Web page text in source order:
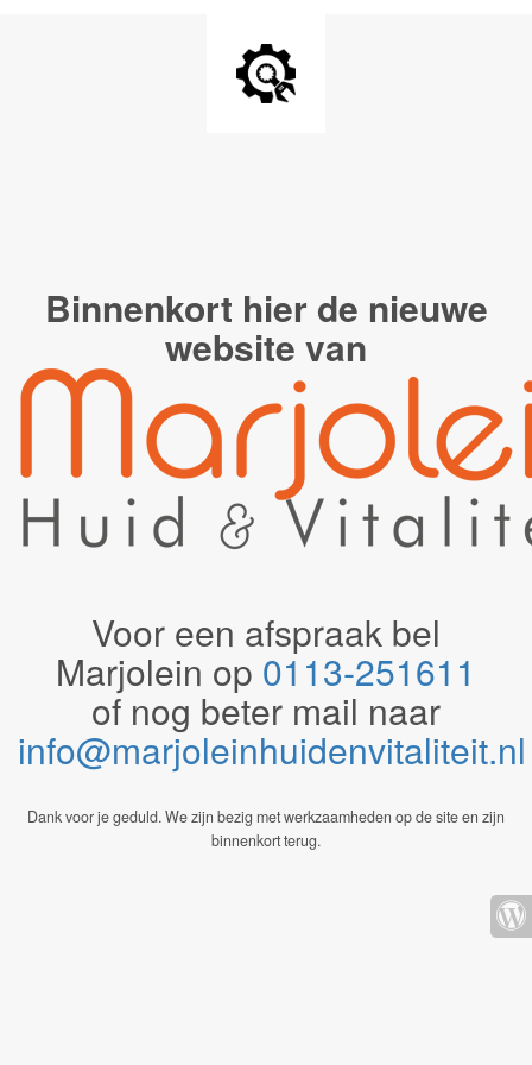
Binnenkort hier de nieuwe
website van
Voor een afspraak bel
Marjolein op 0113-251611
of nog beter mail naar
Dank voor je geduld. We zijn bezig met werkzaamheden op de site en zijn
binnenkort terug.